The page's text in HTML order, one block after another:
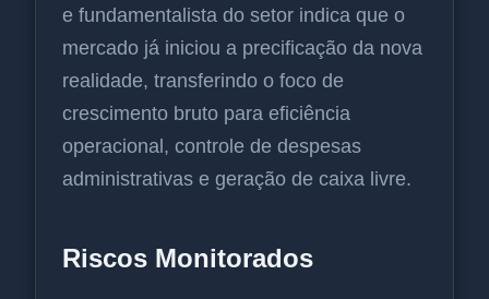
e fundamentalista do setor indica que o
mercado já iniciou a precificação da nova
realidade, transferindo o foco de
crescimento bruto para eficiência
operacional, controle de despesas
administrativas e geração de caixa livre.
Riscos Monitorados